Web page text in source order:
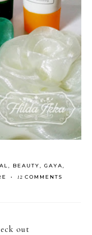
, BEAUTY, GAYA,
• 12 COMMENTS
out